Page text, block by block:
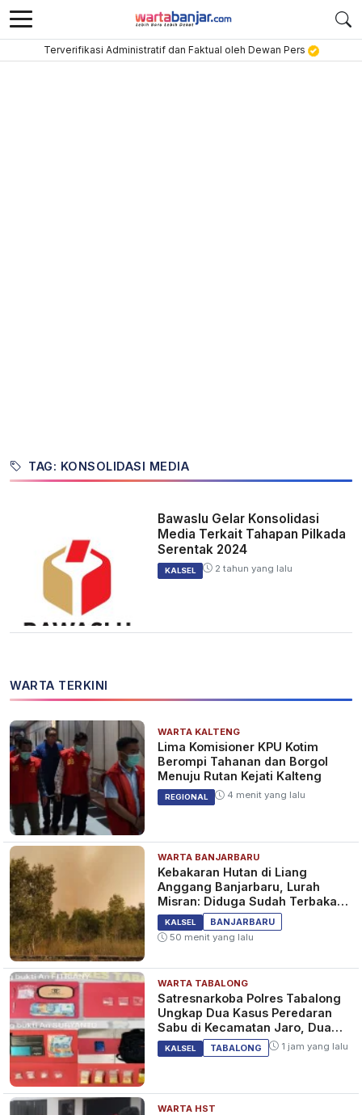
Terverifikasi Administratif dan Faktual oleh Dewan Pers
TAG: KONSOLIDASI MEDIA
Bawaslu Gelar Konsolidasi
Media Terkait Tahapan Pilkada
Serentak 2024
KALSEL 2 tahun yang lalu
WARTA TERKINI
WARTA KALTENG
Lima Komisioner KPU Kotim
Berompi Tahanan dan Borgol
Menuju Rutan Kejati Kalteng
REGIONAL 4 menit yang lalu
WARTA BANJARBARU
Kebakaran Hutan di Liang
Anggang Banjarbaru, Lurah
Misran: Diduga Sudah Terbakar
Sejak Tadi Malam
KALSEL
BANJARBARU
50 menit yang lalu
WARTA TABALONG
Satresnarkoba Polres Tabalong
Ungkap Dua Kasus Peredaran
Sabu di Kecamatan Jaro, Dua
Pelaku Diamankan
KALSEL TABALONG 1 jam yang lalu
WARTA HST